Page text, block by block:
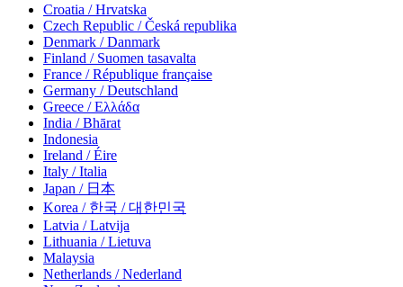
Croatia / Hrvatska
Czech Republic / Česká republika
Denmark / Danmark
Finland / Suomen tasavalta
France / République française
Germany / Deutschland
Greece / Ελλάδα
India / Bhārat
Indonesia
Ireland / Éire
Italy / Italia
Japan / 日本
Korea / 한국 / 대한민국
Latvia / Latvija
Lithuania / Lietuva
Malaysia
Netherlands / Nederland